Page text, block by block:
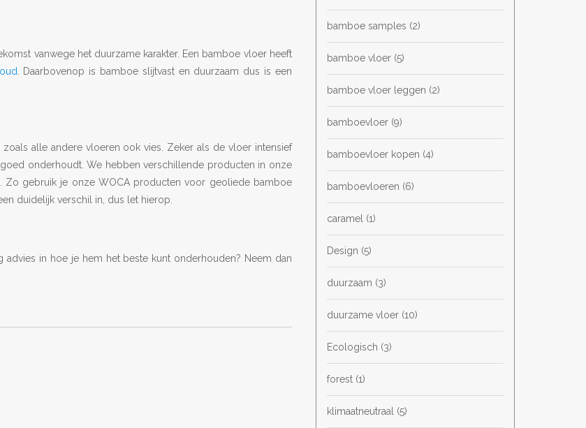
vanwege het duurzame karakter. Een bamboe vloer heeft
. Daarbovenop is bamboe slijtvast en duurzaam dus is een
alle andere vloeren ook vies. Zeker als de vloer intensief
onderhoudt. We hebben verschillende producten in onze
gebruik je onze WOCA producten voor geoliede bamboe
duidelijk verschil in, dus let hierop.
in hoe je hem het beste kunt onderhouden? Neem dan
bamboe samples (2)
bamboe vloer (5)
bamboe vloer leggen (2)
bamboevloer (9)
bamboevloer kopen (4)
bamboevloeren (6)
caramel (1)
Design (5)
duurzaam (3)
duurzame vloer (10)
Ecologisch (3)
forest (1)
klimaatneutraal (5)